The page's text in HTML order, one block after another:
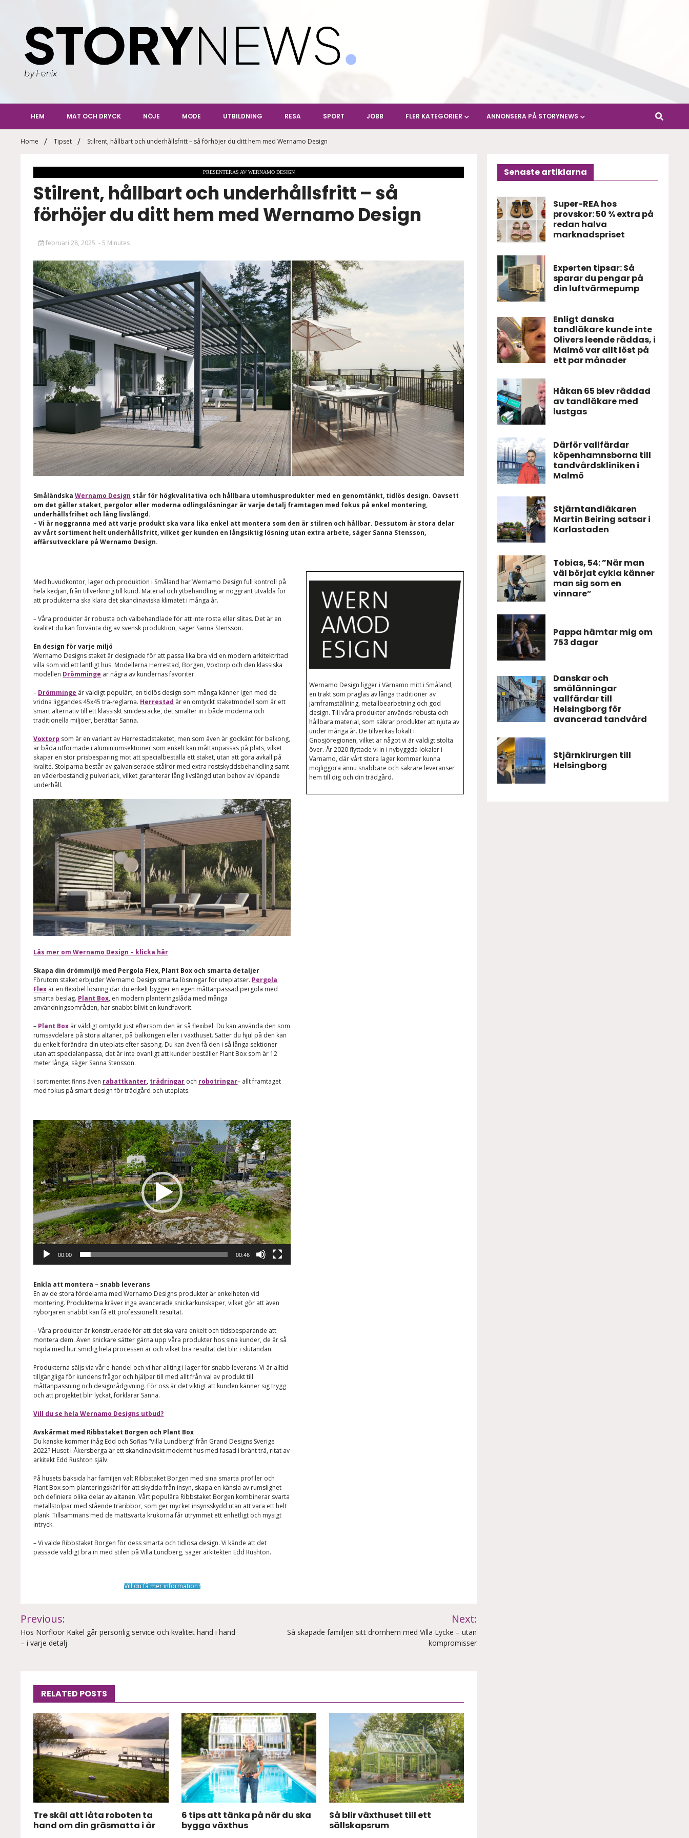
StoryNews
HEM MAT OCH DRYCK NÖJE MODE UTBILDNING RESA SPORT JOBB FLER KATEGORIER ANNONSERA PÅ STORYNEWS
Home Tipset Stilrent, hållbart och underhållsfritt – så förhöjer du ditt hem med Wernamo Design
PRESENTERAS AV WERNAMO DESIGN
Stilrent, hållbart och underhållsfritt – så
förhöjer du ditt hem med Wernamo Design
februari 28, 2025 - 5 Minutes
SmåländskaWernamo Design står för högkvalitativa och hållbara utomhusprodukter med en genomtänkt, tidlös design. Oavsett
om det gäller staket, pergolor eller moderna odlingslösningar är varje detalj framtagen med fokus på enkel montering,
underhållsfrihet och lång livslängd.
– Vi är noggranna med att varje produkt ska vara lika enkel att montera som den är stilren och hållbar. Dessutom är stora delar
av vårt sortiment helt underhållsfritt, vilket ger kunden en långsiktig lösning utan extra arbete, säger Sanna Stensson,
affärsutvecklare på Wernamo Design.
Med huvudkontor, lager och produktion i Småland har Wernamo Design full kontroll på
hela kedjan, från tillverkning till kund. Material och ytbehandling är noggrant utvalda för
att produkterna ska klara det skandinaviska klimatet i många år.
– Våra produkter är robusta och välbehandlade för att inte rosta eller slitas. Det är en
kvalitet du kan förvänta dig av svensk produktion, säger Sanna Stensson.
En design för varje miljö
Wernamo Designs staket är designade för att passa lika bra vid en modern arkitektritad
villa som vid ett lantligt hus. Modellerna Herrestad, Borgen, Voxtorp och den klassiska
modellen Drömminge är några av kundernas favoriter.
– Drömminge är väldigt populärt, en tidlös design som många känner igen med de
vridna liggandes 45x45 trä-reglarna. Herrestad är en omtyckt staketmodell som är ett
smart alternativ till ett klassiskt smidesräcke, det smälter in i både moderna och
traditionella miljöer, berättar Sanna.
Voxtorp som är en variant av Herrestadstaketet, men som även är godkänt för balkong,
är båda utformade i aluminiumsektioner som enkelt kan måttanpassas på plats, vilket
skapar en stor prisbesparing mot att specialbeställa ett staket, utan att göra avkall på
kvalité. Stolparna består av galvaniserade stålrör med extra rostskyddsbehandling samt
en väderbeständig pulverlack, vilket garanterar lång livslängd utan behov av löpande
underhåll.
Läs mer om Wernamo Design – klicka här
Skapa din drömmiljö med Pergola Flex, Plant Box och smarta detaljer
Förutom staket erbjuder Wernamo Design smarta lösningar för uteplatser. Pergola
Flex är en flexibel lösning där du enkelt bygger en egen måttanpassad pergola med
smarta beslag. Plant Box, en modern planteringslåda med många
användningsområden, har snabbt blivit en kundfavorit.
– Plant Box är väldigt omtyckt just eftersom den är så flexibel. Du kan använda den som
rumsavdelare på stora altaner, på balkongen eller i växthuset. Sätter du hjul på den kan
du enkelt förändra din uteplats efter säsong. Du kan även få den i så långa sektioner
utan att specialanpassa, det är inte ovanligt att kunder beställer Plant Box som är 12
meter långa, säger Sanna Stensson.
I sortimentet finns även rabattkanter, trädringar och robotringar– allt framtaget
med fokus på smart design för trädgård och uteplats.
Videospelare
00:00 00:46
Enkla att montera – snabb leverans
En av de stora fördelarna med Wernamo Designs produkter är enkelheten vid
montering. Produkterna kräver inga avancerade snickarkunskaper, vilket gör att även
nybörjaren snabbt kan få ett professionellt resultat.
– Våra produkter är konstruerade för att det ska vara enkelt och tidsbesparande att
montera dem. Även snickare sätter gärna upp våra produkter hos sina kunder, de är så
nöjda med hur smidig hela processen är och vilket bra resultat det blir i slutändan.
Produkterna säljs via vår e-handel och vi har allting i lager för snabb leverans. Vi är alltid
tillgängliga för kundens frågor och hjälper till med allt från val av produkt till
måttanpassning och designrådgivning. För oss är det viktigt att kunden känner sig trygg
och att projektet blir lyckat, förklarar Sanna.
Vill du se hela Wernamo Designs utbud?
Avskärmat med Ribbstaket Borgen och Plant Box
Du kanske kommer ihåg Edd och Sofias “Villa Lundberg” från Grand Designs Sverige
2022? Huset i Åkersberga är ett skandinaviskt modernt hus med fasad i bränt trä, ritat av
arkitekt Edd Rushton själv.
På husets baksida har familjen valt Ribbstaket Borgen med sina smarta profiler och
Plant Box som planteringskärl för att skydda från insyn, skapa en känsla av rumslighet
och definiera olika delar av altanen. Vårt populära Ribbstaket Borgen kombinerar svarta
metallstolpar med stående träribbor, som ger mycket insynsskydd utan att vara ett helt
plank. Tillsammans med de mattsvarta krukorna får utrymmet ett enhetligt och mysigt
intryck.
– Vi valde Ribbstaket Borgen för dess smarta och tidlösa design. Vi kände att det
passade väldigt bra in med stilen på Villa Lundberg, säger arkitekten Edd Rushton.
Vill du få mer information?
Wernamo Design ligger i Värnamo mitt i Småland,
en trakt som präglas av långa traditioner av
järnframställning, metallbearbetning och god
design. Till våra produkter används robusta och
hållbara material, som säkrar produkter att njuta av
under många år. De tillverkas lokalt i
Gnosjöregionen, vilket är något vi är väldigt stolta
över. År 2020 flyttade vi in i nybyggda lokaler i
Värnamo, där vårt stora lager kommer kunna
möjliggöra ännu snabbare och säkrare leveranser
hem till dig och din trädgård.
Inläggsnavigering
Previous:
Hos Norfloor Kakel går personlig service och kvalitet hand i hand
– i varje detalj
Next:
Så skapade familjen sitt drömhem med Villa Lycke – utan
kompromisser
RELATED POSTS
Tre skäl att låta roboten ta
hand om din gräsmatta i år
6 tips att tänka på när du ska
bygga växthus
Så blir växthuset till ett
sällskapsrum
Senaste artiklarna
Super-REA hos
provskor: 50 % extra på
redan halva
marknadspriset
Experten tipsar: Så
sparar du pengar på
din luftvärmepump
Enligt danska
tandläkare kunde inte
Olivers leende räddas, i
Malmö var allt löst på
ett par månader
Håkan 65 blev räddad
av tandläkare med
lustgas
Därför vallfärdar
köpenhamnsborna till
tandvårdskliniken i
Malmö
Stjärntandläkaren
Martin Beiring satsar i
Karlastaden
Tobias, 54: ”När man
väl börjat cykla känner
man sig som en
vinnare”
Pappa hämtar mig om
753 dagar
Danskar och
smålänningar
vallfärdar till
Helsingborg för
avancerad tandvård
Stjärnkirurgen till
Helsingborg